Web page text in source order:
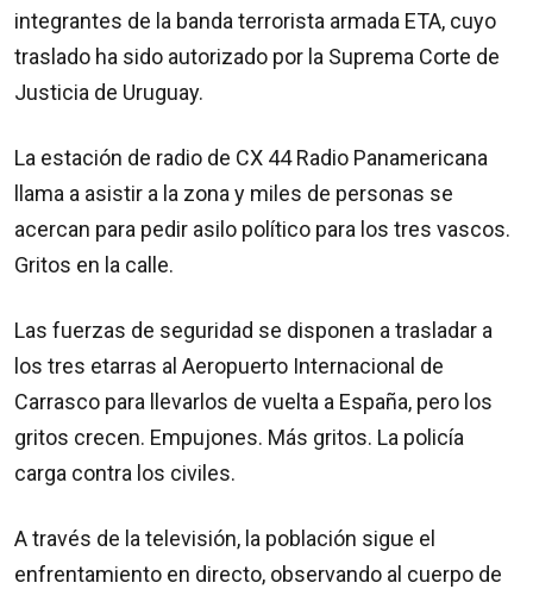
integrantes de la banda terrorista armada ETA, cuyo
traslado ha sido autorizado por la Suprema Corte de
Justicia de Uruguay.
La estación de radio de CX 44 Radio Panamericana
llama a asistir a la zona y miles de personas se
acercan para pedir asilo político para los tres vascos.
Gritos en la calle.
Las fuerzas de seguridad se disponen a trasladar a
los tres etarras al Aeropuerto Internacional de
Carrasco para llevarlos de vuelta a España, pero los
gritos crecen. Empujones. Más gritos. La policía
carga contra los civiles.
A través de la televisión, la población sigue el
enfrentamiento en directo, observando al cuerpo de